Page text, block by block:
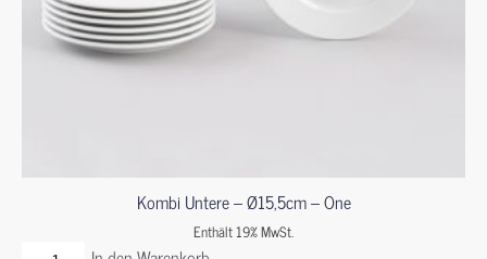
Kombi Untere – Ø15,5cm – One
Enthält 19% MwSt.